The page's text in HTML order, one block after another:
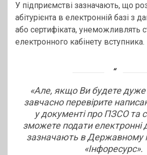
У підприємстві зазначають, що
абітурієнта в електронній базі з
або сертифіката, унеможливлять
електронного кабінету вступника.
«Але, якщо Ви будете
завчасно перевірите
у документі про ПЗСО та
зможете подати електронні
зазначають в Державному
«Інфоресурс».